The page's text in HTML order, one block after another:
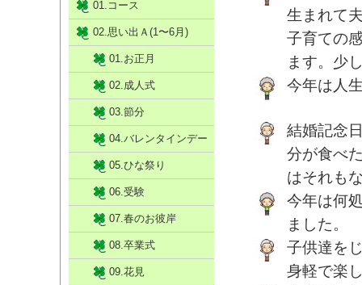
生まれて
子育ての
ます。少
今年は人
結婚記念
分が食べ
はそれも
今年は何
ました。
子供達を
身軽で楽
01.コース
02.思い出Ａ(1〜6月)
01.お正月
02.成人式
03.節分
04.バレンタインデー
05.ひな祭り
06.受験
07.春のお彼岸
08.卒業式
09.花見